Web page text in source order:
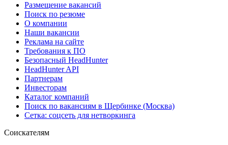
Размещение вакансий
Поиск по резюме
О компании
Наши вакансии
Реклама на сайте
Требования к ПО
Безопасный HeadHunter
HeadHunter API
Партнерам
Инвесторам
Каталог компаний
Поиск по вакансиям в Щербинке (Москва)
Сетка: соцсеть для нетворкинга
Соискателям